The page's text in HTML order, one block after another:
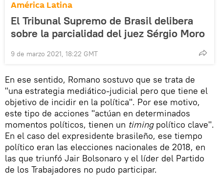
América Latina
El Tribunal Supremo de Brasil delibera
sobre la parcialidad del juez Sérgio Moro
9 de marzo 2021, 18:22 GMT
En ese sentido, Romano sostuvo que se trata de
"una estrategia mediático-judicial pero que tiene el
objetivo de incidir en la política". Por ese motivo,
este tipo de acciones "actúan en determinados
momentos políticos, tienen un timingpolítico clave".
En el caso del expresidente brasileño, ese tiempo
político eran las elecciones nacionales de 2018, en
las que triunfó Jair Bolsonaro y el líder del Partido
de los Trabajadores no pudo participar.